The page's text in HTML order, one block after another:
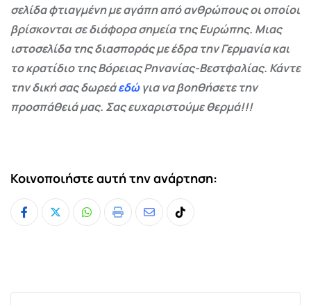
σελίδα φτιαγμένη με αγάπη από ανθρώπους οι οποίοι
βρίσκονται σε διάφορα σημεία της Ευρώπης. Μιας
ιστοσελίδα της διασποράς με έδρα την Γερμανία και
το κρατίδιο της Βόρειας Ρηνανίας-Βεστφαλίας. Κάντε
την δική σας δωρεάεδώγια να βοηθήσετε την
προσπάθειά μας. Σας ευχαριστούμε θερμά!!!
Κοινοποιήστε αυτή την ανάρτηση:
Whatsapp
Print
ShareTiktok